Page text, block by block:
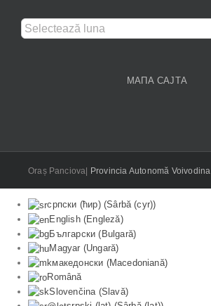
Архива
чланака
МАПА САЈТА
Oraș Panciova| Provincia Autonomă Voivodina
српски (ћир)(Sârbă (cyr))
English(Engleză)
Български (Bulgară)
Magyar (Ungară)
македонски (Macedoniană)
Română
Slovenčina (Slavă)